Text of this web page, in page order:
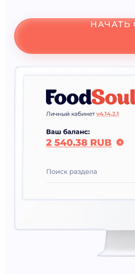
НАЧАТЬ